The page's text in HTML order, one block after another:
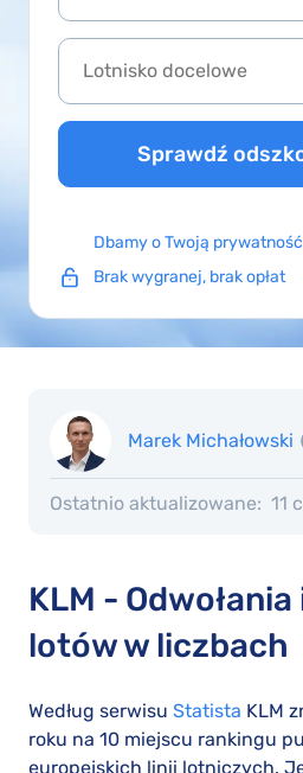
Sprawdź
Dbamy o Twoją prywatność
Brak wygranej, brak opłat
Marek Michałowski
Ostatnio aktualizowane: 11
KLM -
lotów w liczbach
Według serwisu Statista KLM
roku na 10 miejscu rankingu
europejskich linii lotniczych.